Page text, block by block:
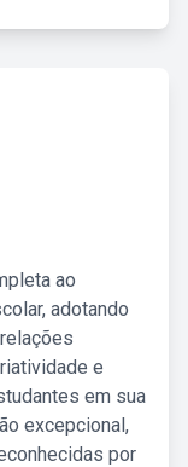
ao
adotando
e
em sua
excepcional,
por